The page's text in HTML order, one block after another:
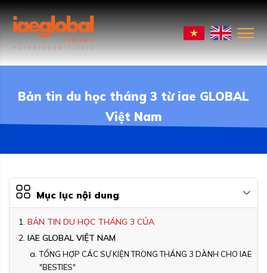
Bản tin du học tháng 3 từ iae GLOBAL
Việt Nam
Mục lục nội dung
BẢN TIN DU HỌC THÁNG 3 CỦA
IAE GLOBAL VIỆT NAM
TỔNG HỢP CÁC SỰ KIỆN TRONG THÁNG 3 DÀNH CHO IAE
"BESTIES"